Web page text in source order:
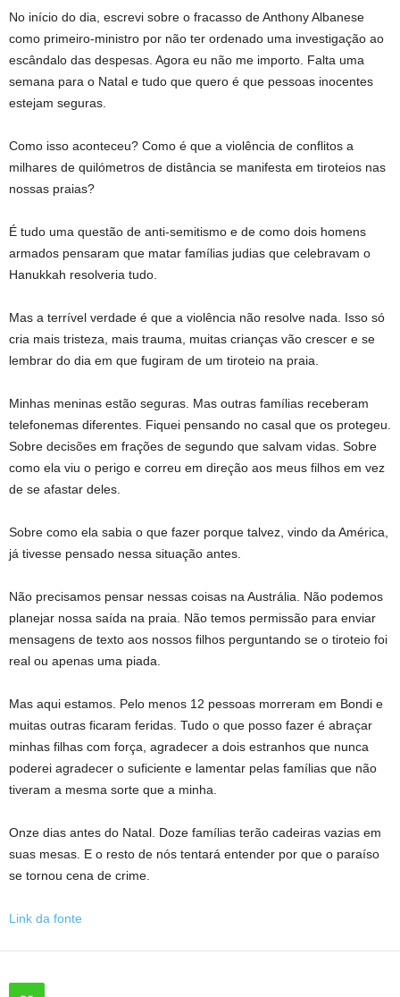
No início do dia, escrevi sobre o fracasso de Anthony Albanese
como primeiro-ministro por não ter ordenado uma investigação ao
escândalo das despesas. Agora eu não me importo. Falta uma
semana para o Natal e tudo que quero é que pessoas inocentes
estejam seguras.
Como isso aconteceu? Como é que a violência de conflitos a
milhares de quilómetros de distância se manifesta em tiroteios nas
nossas praias?
É tudo uma questão de anti-semitismo e de como dois homens
armados pensaram que matar famílias judias que celebravam o
Hanukkah resolveria tudo.
Mas a terrível verdade é que a violência não resolve nada. Isso só
cria mais tristeza, mais trauma, muitas crianças vão crescer e se
lembrar do dia em que fugiram de um tiroteio na praia.
Minhas meninas estão seguras. Mas outras famílias receberam
telefonemas diferentes. Fiquei pensando no casal que os protegeu.
Sobre decisões em frações de segundo que salvam vidas. Sobre
como ela viu o perigo e correu em direção aos meus filhos em vez
de se afastar deles.
Sobre como ela sabia o que fazer porque talvez, vindo da América,
já tivesse pensado nessa situação antes.
Não precisamos pensar nessas coisas na Austrália. Não podemos
planejar nossa saída na praia. Não temos permissão para enviar
mensagens de texto aos nossos filhos perguntando se o tiroteio foi
real ou apenas uma piada.
Mas aqui estamos. Pelo menos 12 pessoas morreram em Bondi e
muitas outras ficaram feridas. Tudo o que posso fazer é abraçar
minhas filhas com força, agradecer a dois estranhos que nunca
poderei agradecer o suficiente e lamentar pelas famílias que não
tiveram a mesma sorte que a minha.
Onze dias antes do Natal. Doze famílias terão cadeiras vazias em
suas mesas. E o resto de nós tentará entender por que o paraíso
se tornou cena de crime.
Link da fonte